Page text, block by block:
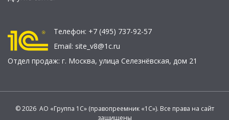
Телефон: +7 (495) 737-92-57
Email: site_v8@1c.ru
Отдел продаж: г. Москва, улица Селезнёвская, дом 21
© 2026 АО «Группа 1С» (правопреемник «1С»). Все права на сайт
защищены